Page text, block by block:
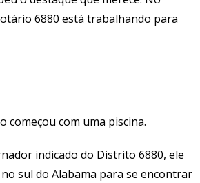
6880 está trabalhando para
começou com uma piscina.
indicado do Distrito 6880, ele
sul do Alabama para se encontrar